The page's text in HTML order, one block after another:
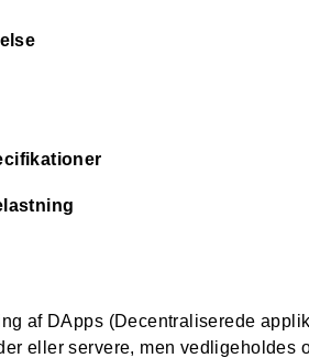
af DApps (Decentraliserede
eller servere, men vedligeholdes